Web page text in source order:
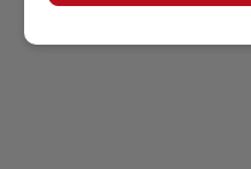
Morgenandacht 21. Mai 2011